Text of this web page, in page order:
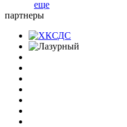
еще
партнеры